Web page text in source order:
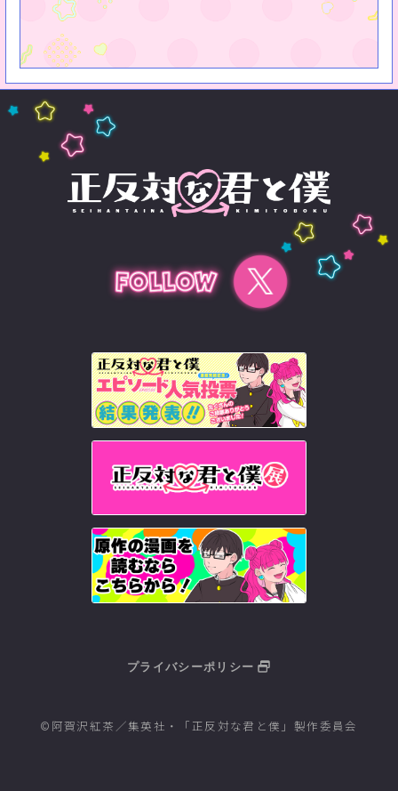
プライバシーポリシー
©阿賀沢紅茶／集英社・「正反対な君と僕」製作委員会